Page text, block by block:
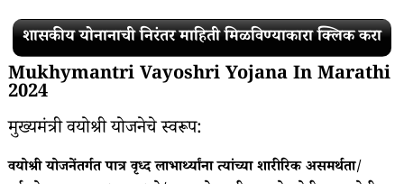
शासकीय योनानाची निरंतर माहिती मिळविण्याकारा क्लिक करा
Mukhymantri Vayoshri Yojana In Marathi
2024
मुख्यमंत्री वयोश्री योजनेचे स्वरूप:
वयोश्री योजनेंतर्गत पात्र वृध्द लाभार्थ्यांना त्यांच्या शारीरिक असमर्थता/